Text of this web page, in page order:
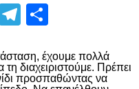
Telegram
έχουμε πολλά
διαχειριστούμε. Πρέπει
προσπαθώντας να